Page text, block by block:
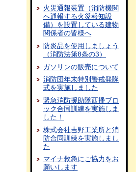
火災通報装置（消防機関
へ通報する火災報知設
備）を設置している建物
関係者の皆様へ
防炎品を使用しましょう
（消防法第8条の3）
ガソリンの販売について
消防団年末特別警戒発隊
式を実施しました
緊急消防援助隊西播ブロ
ック合同訓練を実施しま
した！
株式会社吉野工業所と消
防合同訓練を実施しまし
た
マイナ救急にご協力をお
願いします